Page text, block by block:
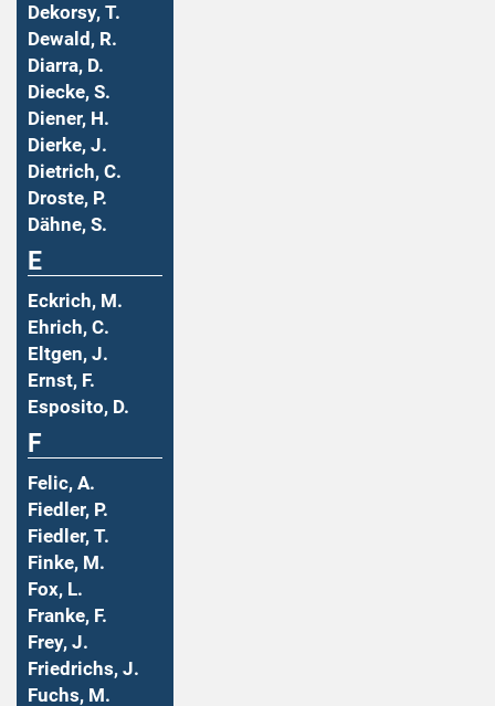
Dekorsy, T.
Dewald, R.
Diarra, D.
Diecke, S.
Diener, H.
Dierke, J.
Dietrich, C.
Droste, P.
Dähne, S.
E
Eckrich, M.
Ehrich, C.
Eltgen, J.
Ernst, F.
Esposito, D.
F
Felic, A.
Fiedler, P.
Fiedler, T.
Finke, M.
Fox, L.
Franke, F.
Frey, J.
Friedrichs, J.
Fuchs, M.